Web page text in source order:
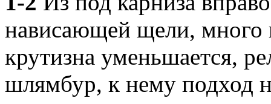
нависающей щели, много
крутизна уменьшается,
шлямбур, к нему подход